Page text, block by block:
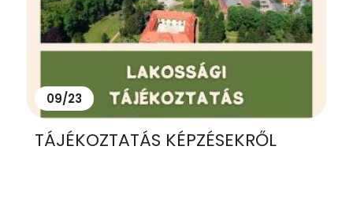
09/23
TÁJÉKOZTATÁS KÉPZÉSEKRŐL